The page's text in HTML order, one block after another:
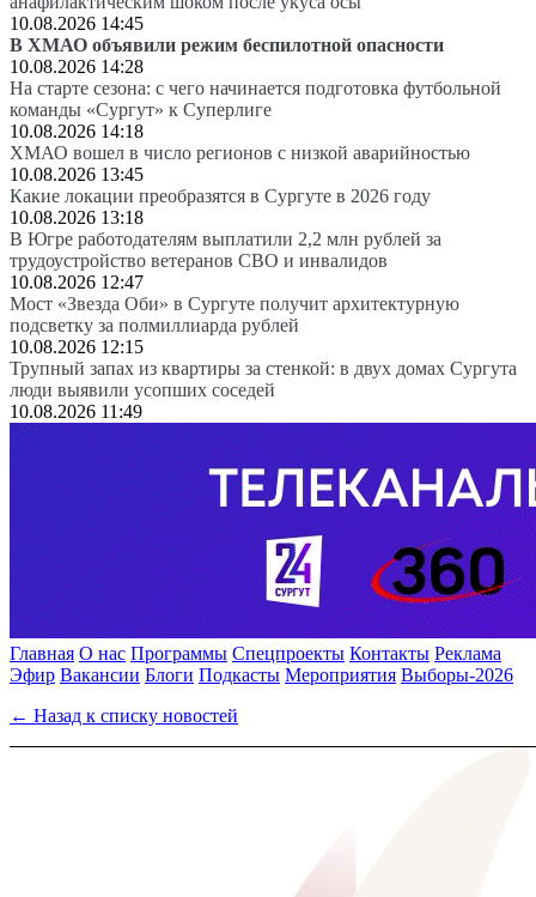
10.08.2026 14:45
В ХМАО объявили режим беспилотной опасности
10.08.2026 14:28
На старте сезона: с чего начинается подготовка футбольной
команды «Сургут» к Суперлиге
10.08.2026 14:18
ХМАО вошел в число регионов с низкой аварийностью
10.08.2026 13:45
Какие локации преобразятся в Сургуте в 2026 году
10.08.2026 13:18
В Югре работодателям выплатили 2,2 млн рублей за
трудоустройство ветеранов СВО и инвалидов
10.08.2026 12:47
Мост «Звезда Оби» в Сургуте получит архитектурную
подсветку за полмиллиарда рублей
10.08.2026 12:15
Трупный запах из квартиры за стенкой: в двух домах Сургута
люди выявили усопших соседей
10.08.2026 11:49
Главная О нас Программы Спецпроекты Контакты Реклама
Эфир Вакансии Блоги Подкасты Мероприятия Выборы-2026
← Назад к списку новостей